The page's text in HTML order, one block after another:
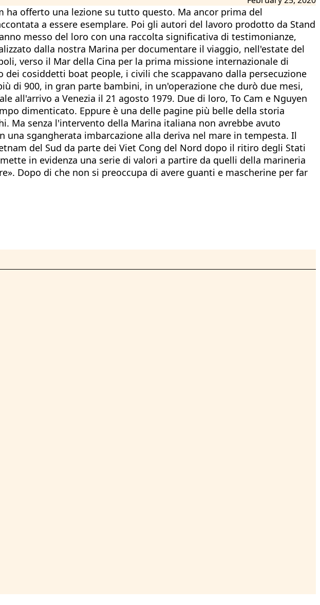
ha offerto una lezione su tutto questo. Ma ancor prima del
a essere esemplare. Poi gli autori del lavoro prodotto da Stand
messo del loro con una raccolta significativa di testimonianze,
dalla nostra Marina per documentare il viaggio, nell'estate del
verso il Mar della Cina per la prima missione internazionale di
cosiddetti boat people, i civili che scappavano dalla persecuzione
di 900, in gran parte bambini, in un'operazione che durò due mesi,
a Venezia il 21 agosto 1979. Due di loro, To Cam e Nguyen
dimenticato. Eppure è una delle pagine più belle della storia
Ma senza l'intervento della Marina italiana non avrebbe avuto
sgangherata imbarcazione alla deriva nel mare in tempesta. Il
del Sud da parte dei Viet Cong del Nord dopo il ritiro degli Stati
in evidenza una serie di valori a partire da quelli della marineria
Dopo di che non si preoccupa di avere guanti e mascherine per far